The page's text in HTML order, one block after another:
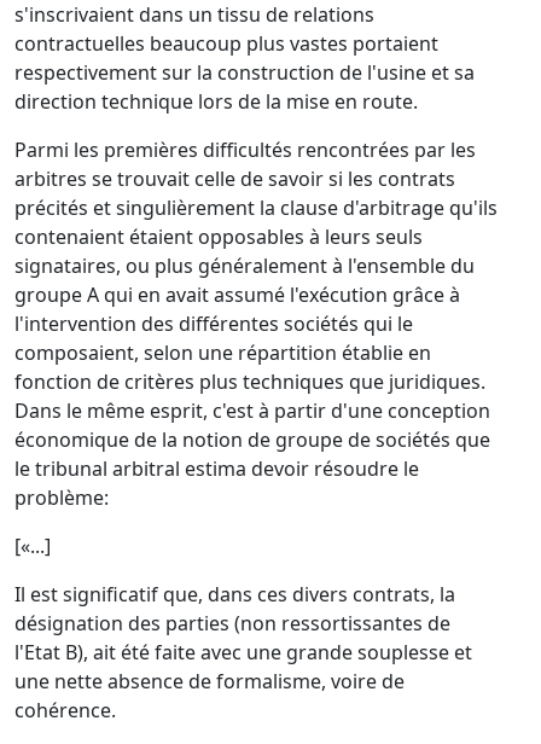
s'inscrivaient dans un tissu de relations
contractuelles beaucoup plus vastes portaient
respectivement sur la construction de l'usine et sa
direction technique lors de la mise en route.
Parmi les premières difficultés rencontrées par les
arbitres se trouvait celle de savoir si les contrats
précités et singulièrement la clause d'arbitrage qu'ils
contenaient étaient opposables à leurs seuls
signataires, ou plus généralement à l'ensemble du
groupe A qui en avait assumé l'exécution grâce à
l'intervention des différentes sociétés qui le
composaient, selon une répartition établie en
fonction de critères plus techniques que juridiques.
Dans le même esprit, c'est à partir d'une conception
économique de la notion de groupe de sociétés que
le tribunal arbitral estima devoir résoudre le
problème:
[«...]
Il est significatif que, dans ces divers contrats, la
désignation des parties (non ressortissantes de
l'Etat B), ait été faite avec une grande souplesse et
une nette absence de formalisme, voire de
cohérence.